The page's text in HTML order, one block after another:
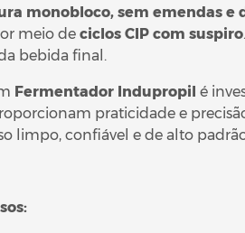
monobloco, sem emendas e
meio de ciclos CIP com suspiro
bebida final.
Fermentador Indupropil é
praticidade e
limpo, confiável e de alto